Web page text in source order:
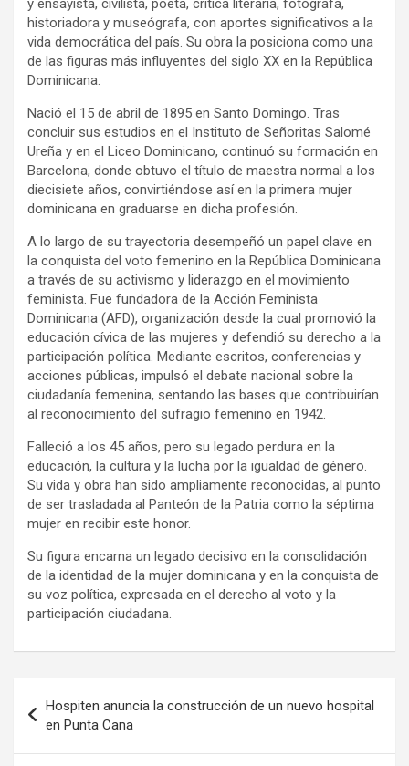
y ensayista, civilista, poeta, crítica literaria, fotógrafa,
historiadora y museógrafa, con aportes significativos a la
vida democrática del país. Su obra la posiciona como una
de las figuras más influyentes del siglo XX en la República
Dominicana.
Nació el 15 de abril de 1895 en Santo Domingo. Tras
concluir sus estudios en el Instituto de Señoritas Salomé
Ureña y en el Liceo Dominicano, continuó su formación en
Barcelona, donde obtuvo el título de maestra normal a los
diecisiete años, convirtiéndose así en la primera mujer
dominicana en graduarse en dicha profesión.
A lo largo de su trayectoria desempeñó un papel clave en
la conquista del voto femenino en la República Dominicana
a través de su activismo y liderazgo en el movimiento
feminista. Fue fundadora de la Acción Feminista
Dominicana (AFD), organización desde la cual promovió la
educación cívica de las mujeres y defendió su derecho a la
participación política. Mediante escritos, conferencias y
acciones públicas, impulsó el debate nacional sobre la
ciudadanía femenina, sentando las bases que contribuirían
al reconocimiento del sufragio femenino en 1942.
Falleció a los 45 años, pero su legado perdura en la
educación, la cultura y la lucha por la igualdad de género.
Su vida y obra han sido ampliamente reconocidas, al punto
de ser trasladada al Panteón de la Patria como la séptima
mujer en recibir este honor.
Su figura encarna un legado decisivo en la consolidación
de la identidad de la mujer dominicana y en la conquista de
su voz política, expresada en el derecho al voto y la
participación ciudadana.
de
entradas
Hospiten anuncia la construcción de un nuevo hospital
en Punta Cana